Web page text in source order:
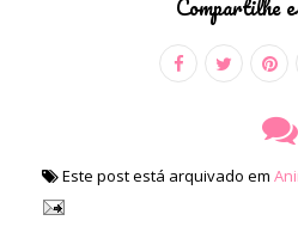
Compartilhe
Este post está arquivado em